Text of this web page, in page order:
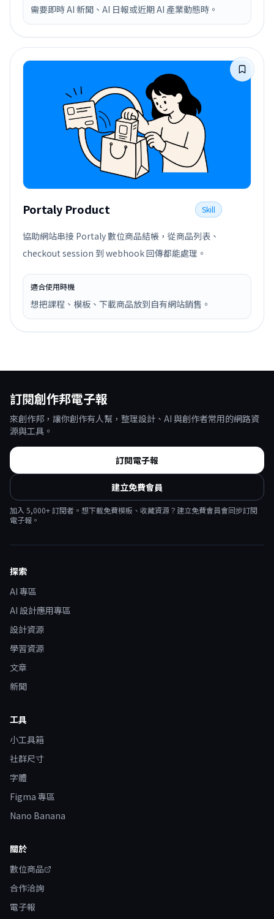
需要即時 AI 新聞、AI 日報或近期 AI 產業動態時。
Portaly Product Skill
協助網站串接 Portaly 數位商品結帳，從商品列表、
checkout session 到 webhook 回傳都能處理。
適合使用時機
想把課程、模板、下載商品放到自有網站銷售。
訂閱創作邦電子報
來創作邦，讓你創作有人幫，整理設計、AI 與創作者常用的網路資
源與工具。
訂閱電子報
建立免費會員
加入 5,000+ 訂閱者。想下載免費模板、收藏資源？建立免費會員會同步訂閱
電子報。
探索
AI 專區
AI 設計應用專區
設計資源
學習資源
文章
新聞
工具
小工具箱
社群尺寸
字體
Figma 專區
Nano Banana
關於
數位商品
合作洽詢
電子報